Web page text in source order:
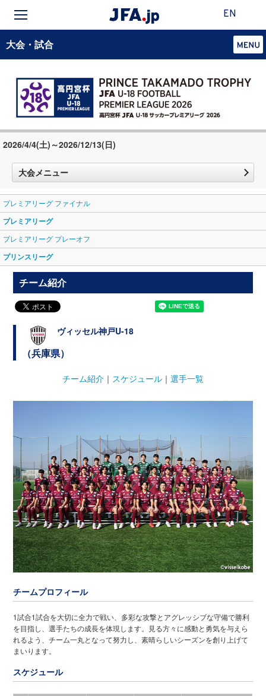
EN
大会・試合
2026/4/4(土)～2026/12/13(日)
大会メニュー
プレミアリーグ ファイナル
プレミアリーグ
プレミアリーグ プレーオフ
プリンスリーグ
チーム紹介
ヴィッセル神戸U-18
（兵庫県）
チーム紹介 ｜ スケジュール ｜ 選手一覧
チームプロフィール
1試合1試合を大切に全力で戦い、多彩な攻撃とアグレッシブな守備で勝利
を目指し、選手たちの成長を体現します。見る方々に感動と勇気を与えら
れるよう、チーム一丸となって努力し、素晴らしいシーズンを創り上げて
まいります。
スケジュール